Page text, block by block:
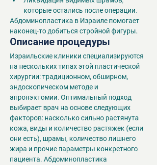
которые остались после операции.
Абдоминопластика в Израиле помогает
наконец-то добиться стройной фигуры.
Описание процедуры
Израильские клиники специализируются
на нескольких типах этой пластической
хирургии: традиционном, обширном,
эндоскопическом методе и
апронэктомии. Оптимальный подход
выбирает врач на основе следующих
факторов: насколько сильно растянута
кожа, виды и количество растяжек (если
они есть), шрамы, количество лишнего
жира и прочие параметры конкретного
пациента. Абдоминопластика